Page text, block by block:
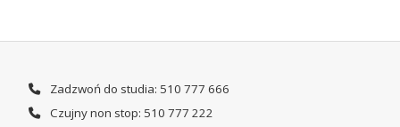
Zadzwoń do studia: 510 777 666
Czujny non stop: 510 777 222